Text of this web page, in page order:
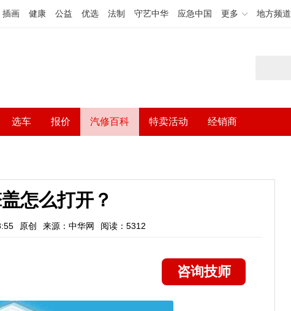
插画 健康 公益 优选 法制 守艺中华 应急中国 更多 地方频道
选车 报价 汽修百科 特卖活动 经销商
怎么打开？
原创 来源：中华网 阅读：5312
咨询技师